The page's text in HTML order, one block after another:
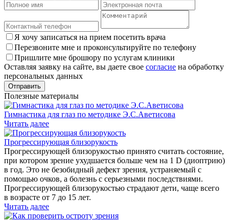
Я хочу записаться на прием посетить врача
Перезвоните мне и проконсультируйте по телефону
Пришлите мне брошюру по услугам клиники
Оставляя заявку на сайте, вы даете свое согласие на обработку
персональных данных
Полезные материалы
Гимнастика для глаз по методике Э.С.Аветисова
Читать далее
Прогрессирующая близорукость
Прогрессирующей близорукостью принято считать состояние,
при котором зрение ухудшается больше чем на 1 D (диоптрию)
в год. Это не безобидный дефект зрения, устраняемый с
помощью очков, а болезнь с серьезными последствиями.
Прогрессирующей близорукостью страдают дети, чаще всего
в возрасте от 7 до 15 лет.
Читать далее